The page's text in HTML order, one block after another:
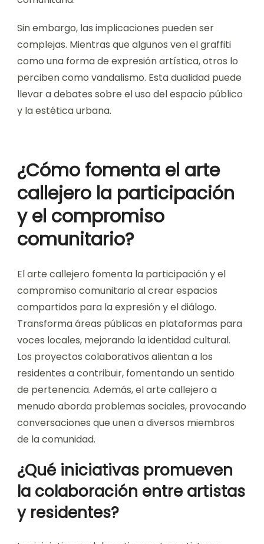
narrativas culturales. Por ejemplo, los murales
pueden conmemorar eventos históricos o
resaltar luchas locales, creando un sentido de
pertenencia entre los residentes.
Además, el arte callejero puede atraer turismo, lo
que lleva a un aumento en el tráfico peatonal y
por sus vibrantes escenas de arte callejero,
demostrando cómo estas obras de arte pueden
mejorar la identidad cultural y la participación
comunitaria.
Sin embargo, las implicaciones pueden ser
como una forma de expresión artística, otros lo
perciben como vandalismo. Esta dualidad puede
llevar a debates sobre el uso del espacio público
y la estética urbana.
¿Cómo fomenta el arte
callejero la participación
y el compromiso
comunitario?
El arte callejero fomenta la participación y el
compromiso comunitario al crear espacios
compartidos para la expresión y el diálogo.